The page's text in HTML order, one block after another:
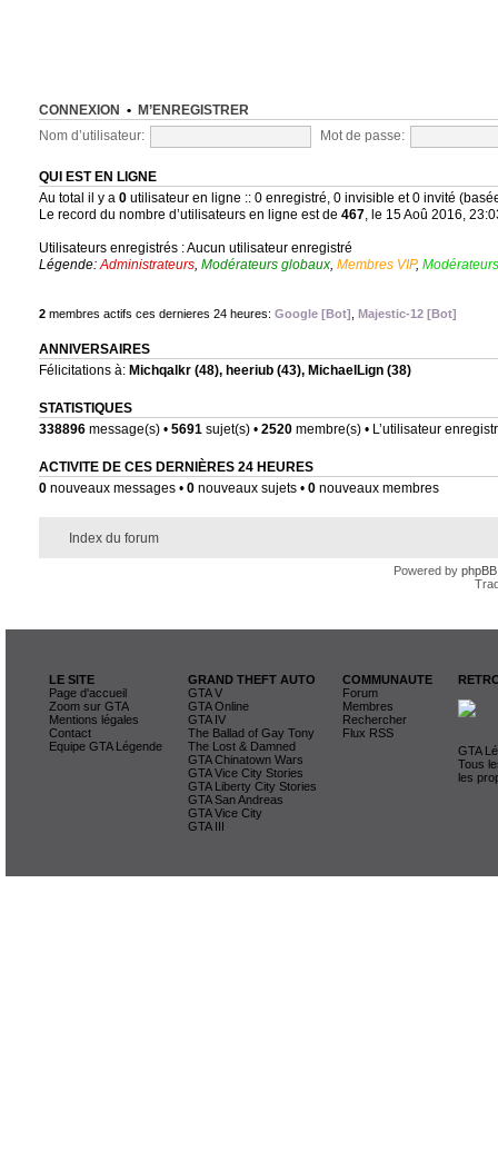
CONNEXION • M’ENREGISTRER
Nom d’utilisateur: Mot de passe:
QUI EST EN LIGNE
Au total il y a 0utilisateur en ligne :: 0 enregistré, 0 invisible et 0 invité
Le record du nombre d’utilisateurs en ligne est de 467, le 15 Aoû 2016,
Utilisateurs enregistrés : Aucun utilisateur enregistré
Légende:Administrateurs, Modérateurs globaux, Membres VIP,
2membres actifs ces dernieres 24 heures: Google [Bot] Majestic-12 [Bot]
ANNIVERSAIRES
Félicitations à: Michqalkr(48), heeriub(43), MichaelLign(38)
STATISTIQUES
338896message(s) • 5691sujet(s) • 2520membre(s) • L’utilisateur
ACTIVITE DE CES DERNIÈRES 24 HEURES
0nouveaux messages • 0nouveaux sujets • 0nouveaux membres
Index du forum
Powered by phpBB
LE SITE
Page d'accueil
Zoom sur GTA
Mentions légales
Contact
Equipe GTA Légende
GRAND THEFT AUTO
GTA V
GTA Online
GTA IV
The Ballad of Gay Tony
The Lost & Damned
GTA Chinatown Wars
GTA Vice City Stories
GTA Liberty City Stories
GTA San Andreas
GTA Vice City
GTA III
COMMUNAUTE
Forum
Membres
Rechercher
Flux RSS
GTA
Tous
les